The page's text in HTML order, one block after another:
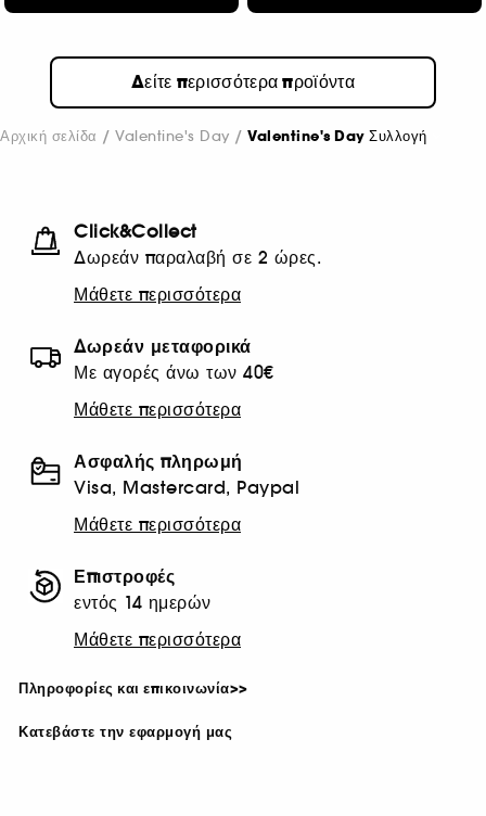
Δείτε περισσότερα προϊόντα
Αρχική σελίδα Valentine's Day Valentine's Day Συλλογή
Click&Collect
Δωρεάν παραλαβή σε 2 ώρες.
Μάθετε περισσότερα
Δωρεάν μεταφορικά
Με αγορές άνω των 40€
Μάθετε περισσότερα
Ασφαλής πληρωμή
Visa, Mastercard, Paypal
Μάθετε περισσότερα
Επιστροφές
εντός 14 ημερών
Μάθετε περισσότερα
Πληροφορίες και επικοινωνία>>
Κατεβάστε την εφαρμογή μας